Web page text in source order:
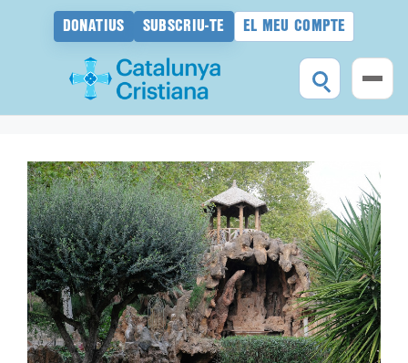
DONATIUS SUBSCRIU-TE EL MEU COMPTE
contingut